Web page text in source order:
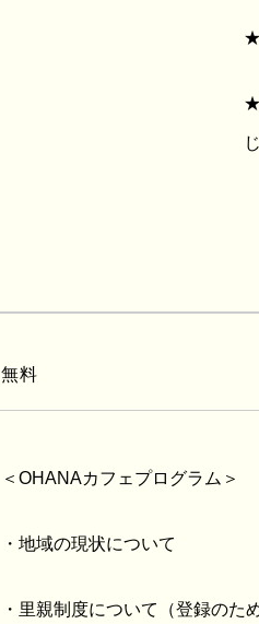
★
★
じ
無料
＜OHANAカフェプログラム＞
・地域の現状について
・里親制度について（登録のた